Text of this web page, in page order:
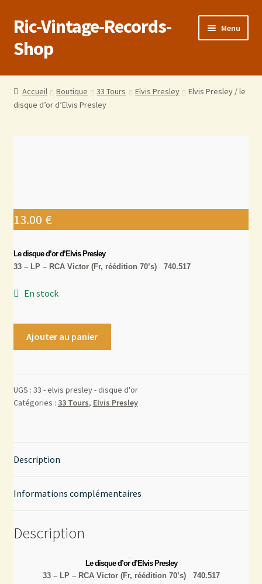
Ric-Vintage-Records-
Shop
Menu
Accueil
Boutique
Conditions générales de vente
Politique de confidentialité
Mon compte
Contact
Accueil Boutique 33 Tours Elvis Presley
Elvis Presley / le
disque d’or d’Elvis Presley
13.00 €
Le disque d’or d’Elvis Presley
33 – LP – RCA Victor (Fr, réédition 70’s) 740.517
En stock
Ajouter au panier
UGS : 33 - elvis presley - disque d'or
Catégories : 33 Tours, Elvis Presley
Description
Informations complémentaires
Description
Le disque d’or d’Elvis Presley
33 – LP – RCA Victor (Fr, réédition 70’s) 740.517